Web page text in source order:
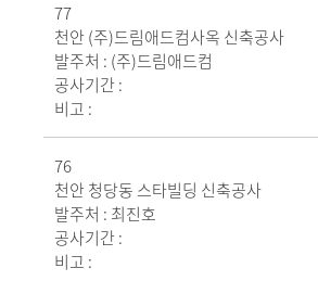
77
천안 (주)드림애드컴사옥 신축공사
발주처 : (주)드림애드컴
공사기간 :
비고 :
76
천안 청당동 스타빌딩 신축공사
발주처 : 최진호
공사기간 :
비고 :